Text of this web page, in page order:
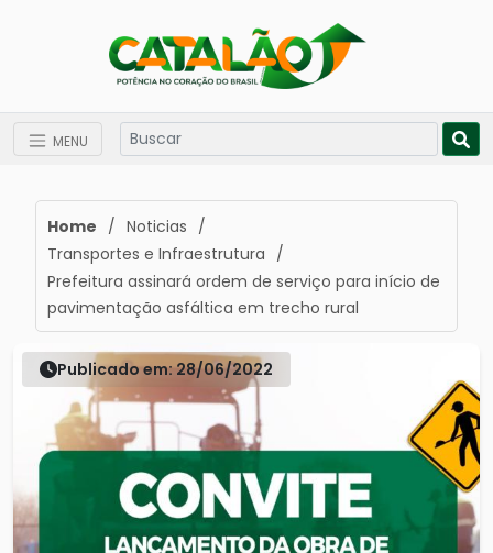
MENU
Home / Noticias /
Transportes e Infraestrutura /
Prefeitura assinará ordem de serviço para início de
pavimentação asfáltica em trecho rural
Publicado em: 28/06/2022